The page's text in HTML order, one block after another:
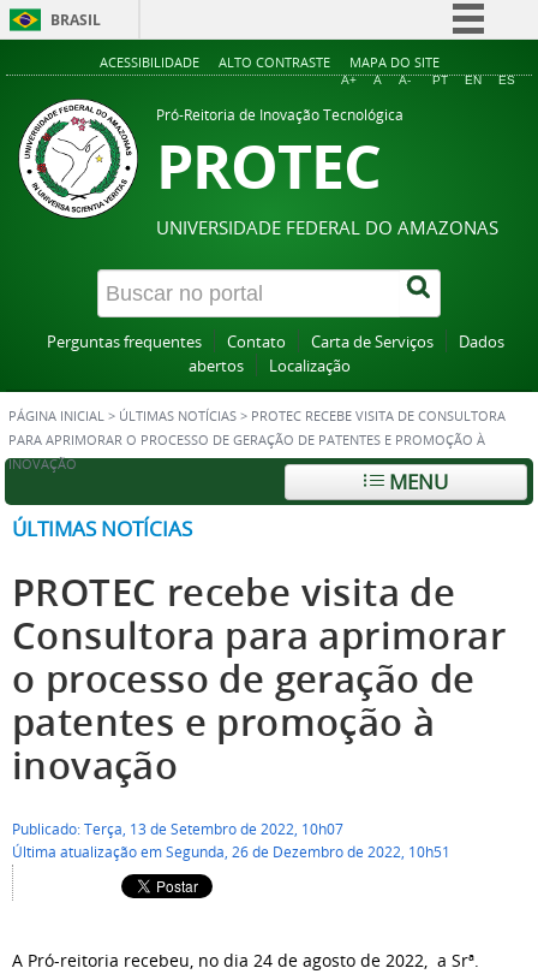
BRASIL
Simplifique!
Acesso à informação
ACESSIBILIDADE ALTO CONTRASTE MAPA DO SITE
A+ A A- PT EN ES
Pró-Reitoria de Inovação Tecnológica
PROTEC
UNIVERSIDADE FEDERAL DO AMAZONAS
Perguntas frequentes Contato Carta de Serviços
Dados
abertos
Localização
PÁGINA INICIAL > ÚLTIMAS NOTÍCIAS > PROTEC RECEBE VISITA DE CONSULTORA
PARA APRIMORAR O PROCESSO DE GERAÇÃO DE PATENTES E PROMOÇÃO À
INOVAÇÃO
MENU
ÚLTIMAS NOTÍCIAS
PROTEC recebe visita de
Consultora para aprimorar
o processo de geração de
patentes e promoção à
inovação
Publicado: Terça, 13 de Setembro de 2022, 10h07
Última atualização em Segunda, 26 de Dezembro de 2022, 10h51
A Pró-reitoria recebeu, no dia 24 de agosto de 2022, a Srª.